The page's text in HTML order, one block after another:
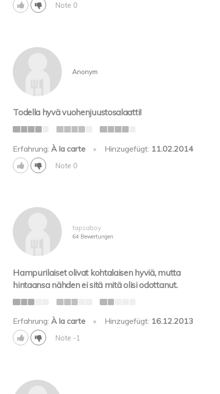
Note 0
Anonym
Todella hyvä vuohenjuustosalaatti!
Erfahrung:À la carte • Hinzugefügt: 11.02.2014
Note 0
tapsaboy
64 Bewertungen
Hampurilaiset olivat kohtalaisen hyviä, mutta
hintaansa nähden ei sitä mitä olisi odottanut.
Erfahrung:À la carte • Hinzugefügt: 16.12.2013
Note -1